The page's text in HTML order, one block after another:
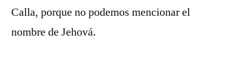
Calla, porque no podemos mencionar el
nombre de Jehová.